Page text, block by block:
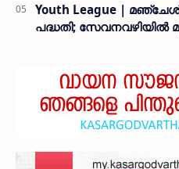
Youth League |
പദ്ധതി; സേവനവഴിയിൽ